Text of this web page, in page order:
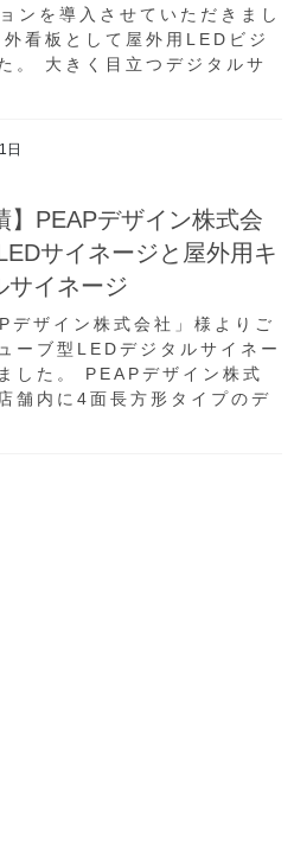
ンを導入させていただきまし
看板として屋外用LEDビジ
。 大きく目立つデジタルサ
日
】PEAPデザイン株式会
サイネージと屋外用キ
サイネージ
デザイン株式会社」様よりご
ーブ型LEDデジタルサイネー
した。 PEAPデザイン株式
舗内に4面長方形タイプのデ